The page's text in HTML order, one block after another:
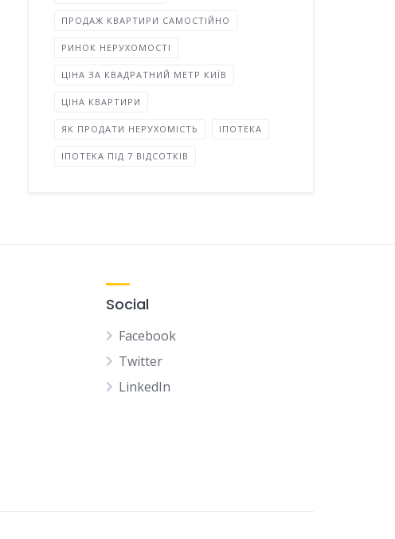
ПРОДАЖ КВАРТИРИ САМОСТІЙНО
РИНОК НЕРУХОМОСТІ
ЦІНА ЗА КВАДРАТНИЙ МЕТР КИЇВ
ЦІНА КВАРТИРИ
ЯК ПРОДАТИ НЕРУХОМІСТЬ ІПОТЕКА
ІПОТЕКА ПІД 7 ВІДСОТКІВ
Social
Facebook
Twitter
LinkedIn